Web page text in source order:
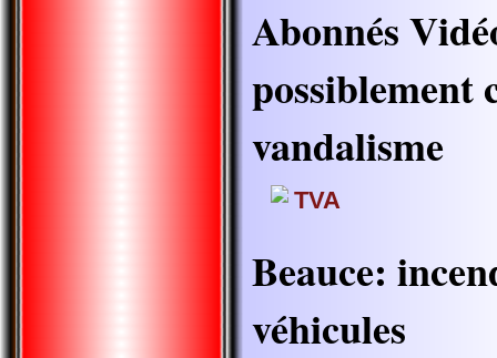
Abonnés
possiblement
vandalisme
TVA
Beauce:
véhicules